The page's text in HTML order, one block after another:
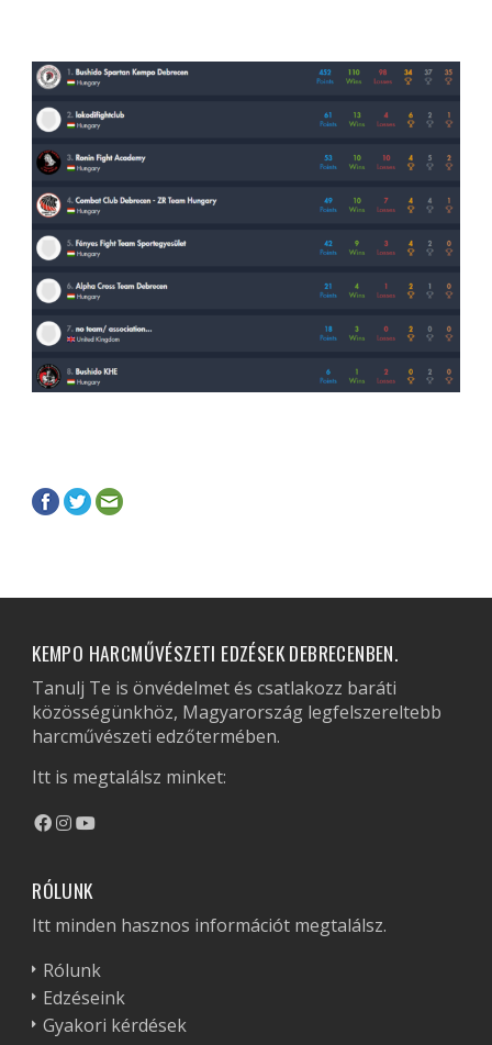
KEMPO HARCMŰVÉSZETI EDZÉSEK DEBRECENBEN.
Tanulj Te is önvédelmet és csatlakozz baráti
közösségünkhöz, Magyarország legfelszereltebb
harcművészeti edzőtermében.
Itt is megtalálsz minket:
RÓLUNK
Itt minden hasznos információt megtalálsz.
Rólunk
Edzéseink
Gyakori kérdések